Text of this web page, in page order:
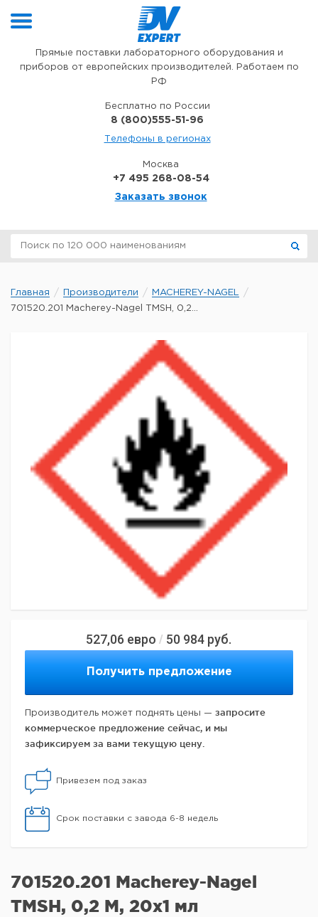
Прямые поставки лабораторного оборудования и
приборов от европейских производителей. Работаем по
РФ
Бесплатно по России
8 (800)555-51-96
Телефоны в регионах
Москва
+7 495 268-08-54
Заказать звонок
Главная Производители
MACHEREY-NAGEL
701520.201 Macherey-Nagel TMSH, 0,2...
527,06 евро / 50 984 руб.
Получить предложение
Производитель может поднять цены — запросите
коммерческое предложение сейчас, и мы
зафиксируем за вами текущую цену.
Привезем под заказ
Срок поставки с завода 6-8 недель
701520.201 Macherey-Nagel
TMSH, 0,2 М, 20x1 мл